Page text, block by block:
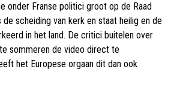
onder Franse politici groot op de Raad
de scheiding van kerk en staat heilig en de
in het land. De critici buitelen over
sommeren de video direct te
het Europese orgaan dit dan ook